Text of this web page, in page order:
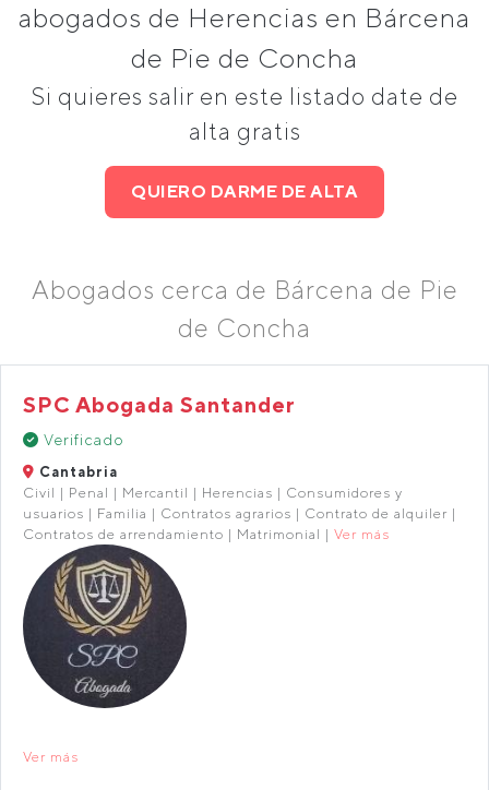
abogados de Herencias en Bárcena
de Pie de Concha
Si quieres salir en este listado date de
alta gratis
QUIERO DARME DE ALTA
Abogados cerca de Bárcena de Pie
de Concha
SPC Abogada Santander
Verificado
Cantabria
Civil | Penal | Mercantil | Herencias | Consumidores y
usuarios | Familia | Contratos agrarios | Contrato de alquiler |
Contratos de arrendamiento | Matrimonial | Ver más
Ver más